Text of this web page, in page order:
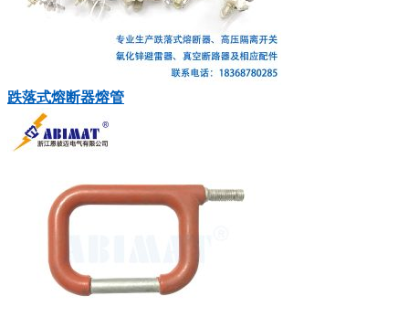
跌落式熔断器熔管